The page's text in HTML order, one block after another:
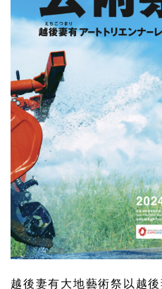
越後妻有大地藝術祭以越